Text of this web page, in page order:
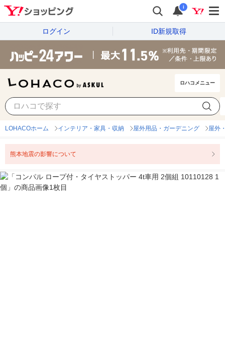
i
ログイン ID新規取得
ロハコメニュー
LOHACOホーム インテリア・家具・収納 屋外用品・ガーデニング 屋外
熊本地震の影響について